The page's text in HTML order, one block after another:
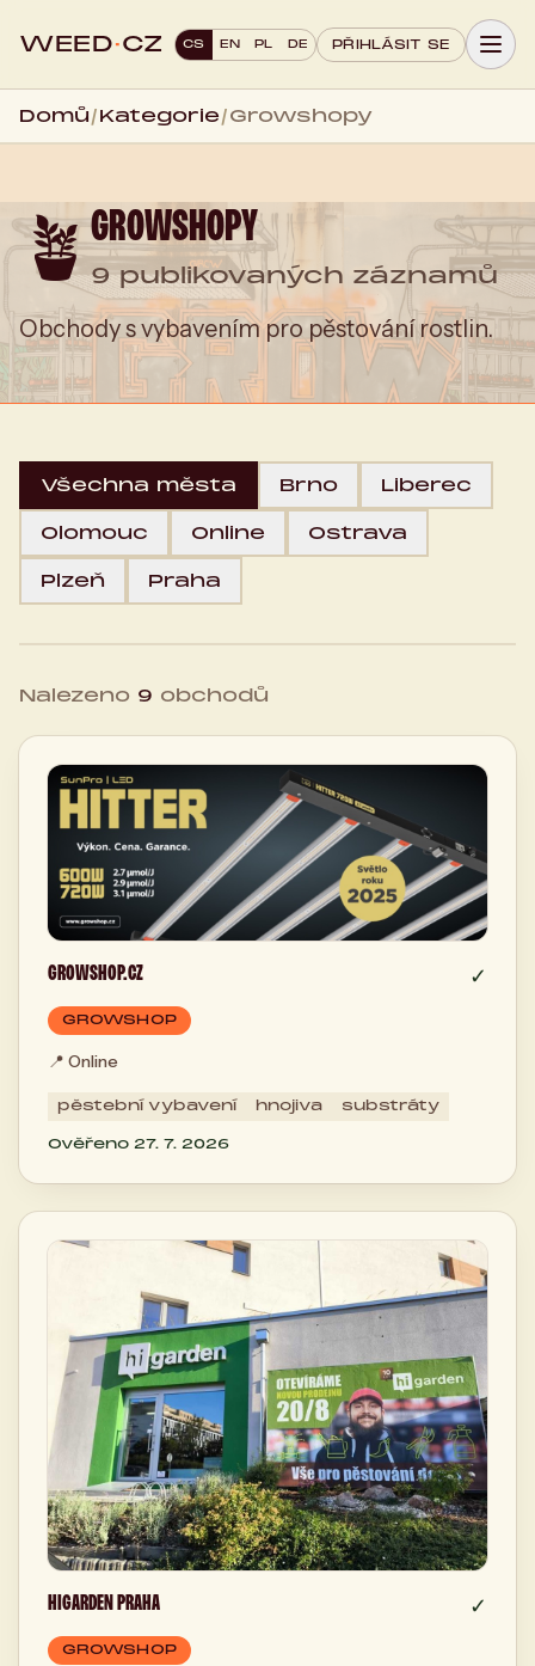
WEED·CZ CS EN PL DE PŘIHLÁSIT SE
Domů/Kategorie/Growshopy
🪴GROWSHOPY
9 publikovaných záznamů
Obchody s vybavením pro pěstování rostlin.
Všechna města Brno Liberec
Olomouc Online Ostrava
Plzeň Praha
Nalezeno 9 obchodů
GROWSHOP.CZ ✓
GROWSHOP
📍 Online
pěstební vybavení hnojiva substráty
Ověřeno 27. 7. 2026
HIGARDEN PRAHA ✓
GROWSHOP